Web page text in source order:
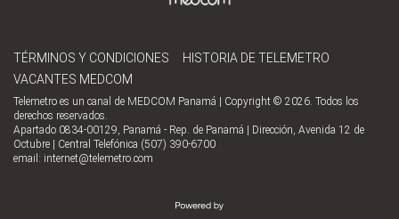
TÉRMINOS Y CONDICIONES
HISTORIA DE TELEMETRO
VACANTES MEDCOM
Telemetro es un canal de MEDCOM Panamá | Copyright © 2026. Todos los
derechos reservados.
Apartado 0834-00129, Panamá - Rep. de Panamá | Dirección, Avenida 12 de
Octubre | Central Telefónica (507) 390-6700
email: internet@telemetro.com